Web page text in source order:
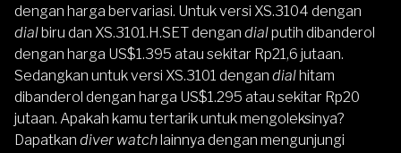
dengan harga bervariasi. Untuk versi XS.3104 dengan
dialbiru dan XS.3101.H.SET dengan dialputih dibanderol
dengan harga US$1.395 atau sekitar Rp21,6 jutaan.
Sedangkan untuk versi XS.3101 dengan dialhitam
dibanderol dengan harga US$1.295 atau sekitar Rp20
jutaan. Apakah kamu tertarik untuk mengoleksinya?
Dapatkan diver watchlainnya dengan mengunjungi